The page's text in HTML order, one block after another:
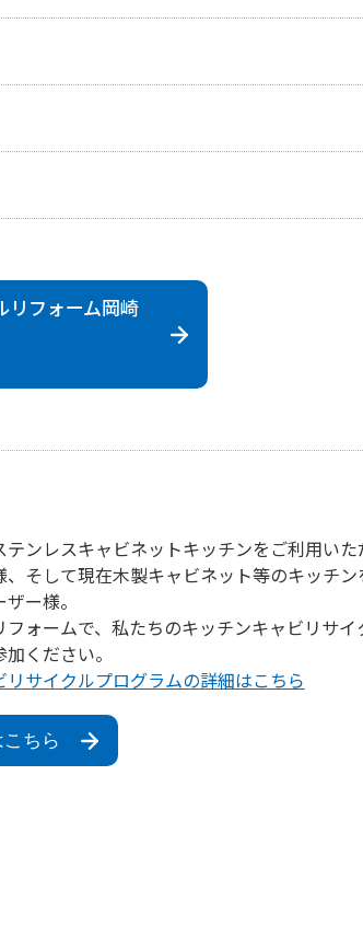
リフォーム岡崎
テンレスキャビネットキッチンをご利用いた
、そして現在木製キャビネット等のキッチン
ー様。
フォームで、私たちのキッチンキャビリサイ
ください。
リサイクルプログラムの詳細はこちら
ちら